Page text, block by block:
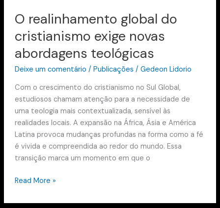
O realinhamento global do
cristianismo exige novas
abordagens teológicas
Deixe um comentário / Publicações / Gedeon Lidorio
Com o crescimento do cristianismo no Sul Global,
estudiosos chamam atenção para a necessidade de
uma teologia mais contextualizada, sensível às
realidades locais. A expansão na África, Ásia e América
Latina provoca mudanças profundas na forma como a fé
é vivida e compreendida ao redor do mundo. Essa
transição marca um momento em que o
Read More »